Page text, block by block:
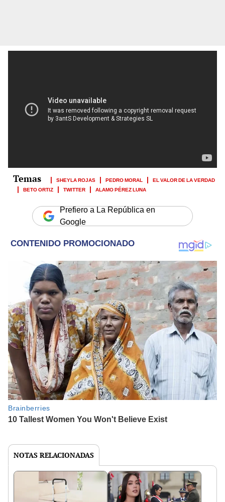
SHEYLA ROJAS PEDRO MORAL
EL VALOR DE LA VERDAD
BETO ORTIZ
TWITTER ALAMO PÉREZ LUNA
Prefiero a La República en
Google
NOTAS RELACIONADAS